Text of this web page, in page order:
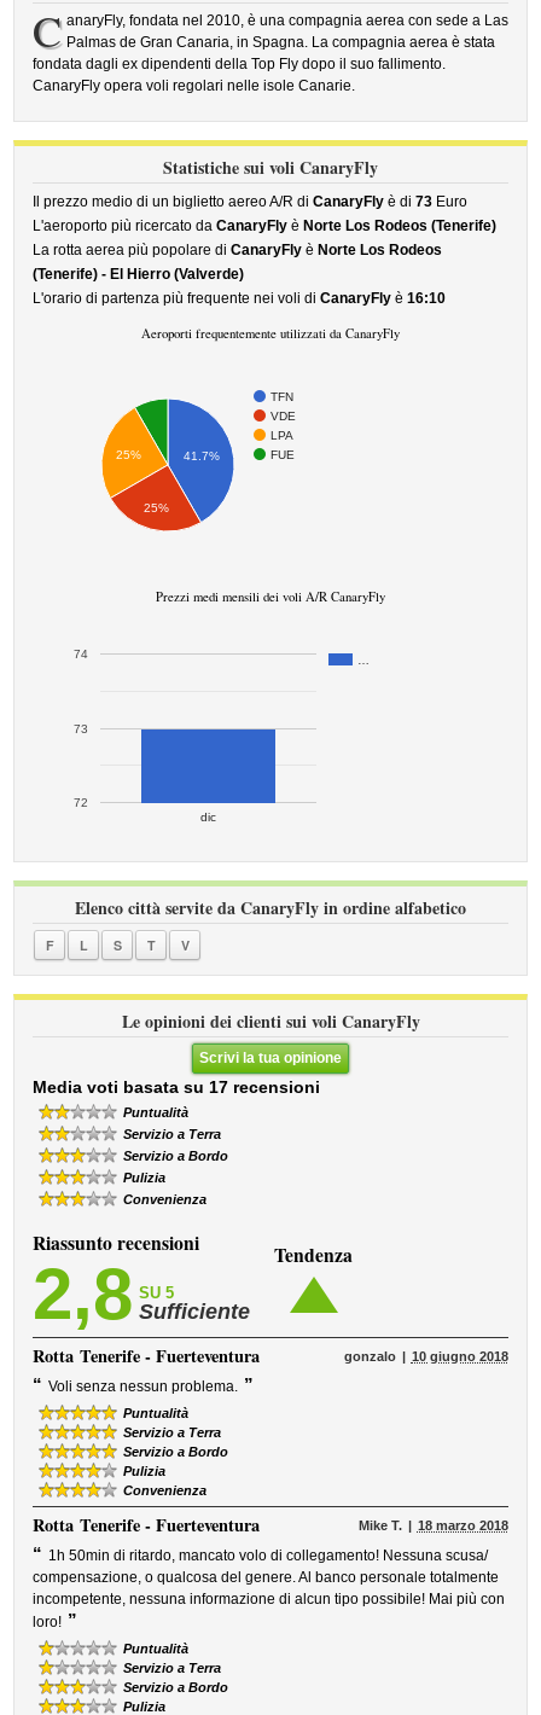
C anaryFly, fondata nel 2010, è una compagnia aerea con sede a Las
Palmas de Gran Canaria, in Spagna. La compagnia aerea è stata
fondata dagli ex dipendenti della Top Fly dopo il suo fallimento.
CanaryFly opera voli regolari nelle isole Canarie.
Statistiche sui voli CanaryFly
Il prezzo medio di un biglietto aereo A/R diCanaryFly è di73 Euro
L'aeroporto più ricercato daCanaryFly è Norte Los Rodeos (Tenerife)
La rotta aerea più popolare diCanaryFly è Norte Los Rodeos
(Tenerife) - El Hierro (Valverde)
L'orario di partenza più frequente nei voli diCanaryFly è16:10
Aeroporti frequentemente utilizzati da CanaryFly
TFN
VDE
LPA
FUE
41.7%
25%
25%
Prezzi medi mensili dei voli A/R CanaryFly
dic
72
73
74
Elenco città servite da CanaryFly in ordine alfabetico
F L S T V
Le opinioni dei clienti sui voli CanaryFly
Scrivi la tua opinione
Media voti basata su 17 recensioni
Puntualità
Servizio a Terra
Servizio a Bordo
Pulizia
Convenienza
Riassunto recensioni
2,8 SU 5
Sufficiente
Tendenza
RottaTenerife - Fuerteventura gonzalo 10 giugno 2018
“ Voli senza nessun problema. ”
Puntualità
Servizio a Terra
Servizio a Bordo
Pulizia
Convenienza
RottaTenerife - Fuerteventura Mike T. 18 marzo 2018
“ 1h 50min di ritardo, mancato volo di collegamento! Nessuna scusa/
compensazione, o qualcosa del genere. Al banco personale totalmente
incompetente, nessuna informazione di alcun tipo possibile! Mai più con
loro! ”
Puntualità
Servizio a Terra
Servizio a Bordo
Pulizia